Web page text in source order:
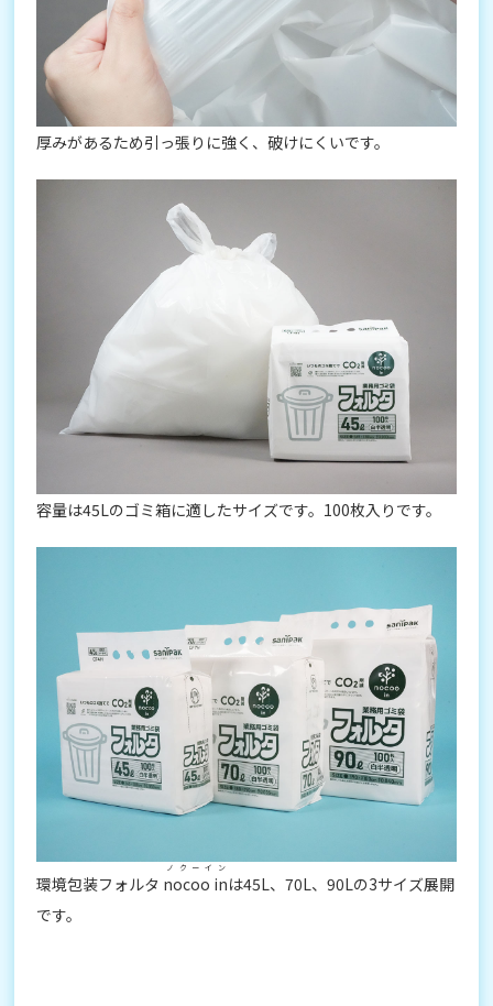
厚みがあるため引っ張りに強く、破けにくいです。
容量は45Lのゴミ箱に適したサイズです。100枚入りです。
環境包装フォルタ nocoo in
ノクーイン
は45L、70L、90Lの3サイズ展開
です。